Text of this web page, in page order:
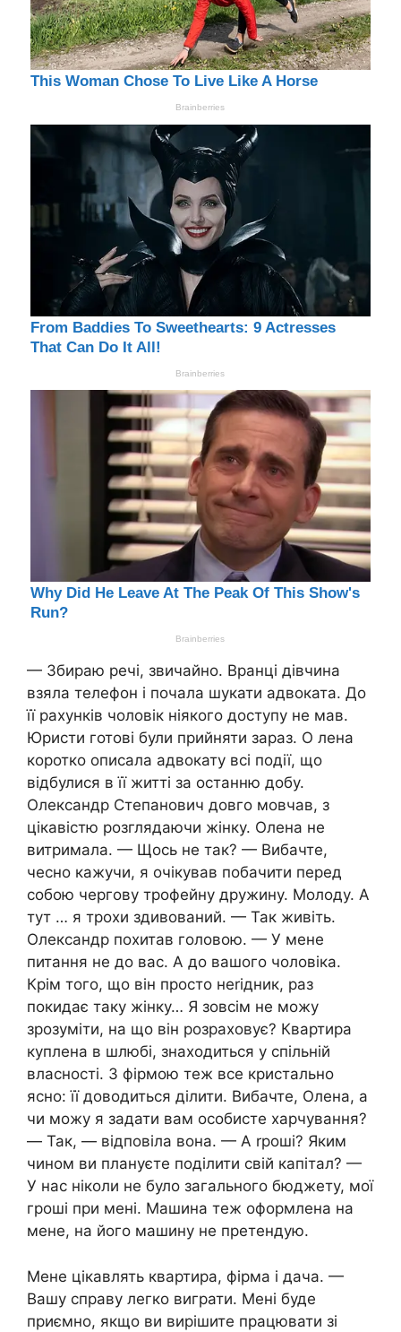
— Збираю речі, звичайно. Вранці дівчина
взяла телефон і почала шукати адвоката. До
її рахунків чоловік ніякого доступу не мав.
Юристи готові були прийняти зараз. О лена
коротко описала адвокату всі події, що
відбулися в її житті за останню добу.
Олександр Степанович довго мовчав, з
цікавістю розглядаючи жінку. Олена не
витримала. — Щось не так? — Вибачте,
чесно кажучи, я очікував побачити перед
собою чергову трофейну дружину. Молоду. А
тут … я трохи здивований. — Так живіть.
Олександр похитав головою. — У мене
питання не до вас. А до вашого чоловіка.
Крім того, що він просто неrідник, раз
покидає таку жінку… Я зовсім не можу
зрозуміти, на що він розраховує? Квартира
куплена в шлюбі, знаходиться у спільній
власності. З фірмою теж все кристально
ясно: її доводиться ділити. Вибачте, Олена, а
чи можу я задати вам особисте харчування?
— Так, — відповіла вона. — А rроші? Яким
чином ви плануєте поділити свій капітал? —
У нас ніколи не було загального бюджету, мої
гроші при мені. Машина теж оформлена на
мене, на його машину не претендую.
Мене цікавлять квартира, фірма і дача. —
Вашу справу легко виграти. Мені буде
приємно, якщо ви вирішите працювати зі